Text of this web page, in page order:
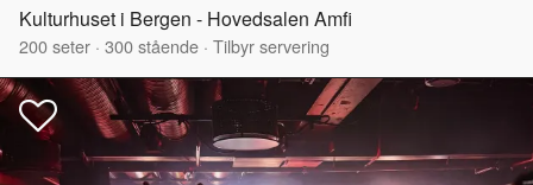
Kulturhuset i Bergen - Hovedsalen Amfi
200seter · 300stående · Tilbyr servering